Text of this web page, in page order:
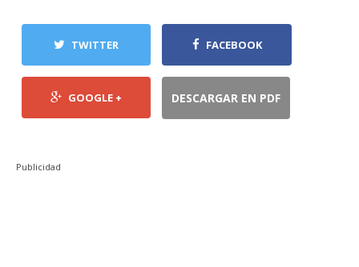
TWITTER FACEBOOK
GOOGLE + DESCARGAR EN PDF
Publicidad